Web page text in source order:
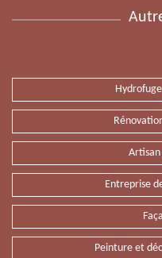
Entreprise
Peinture et